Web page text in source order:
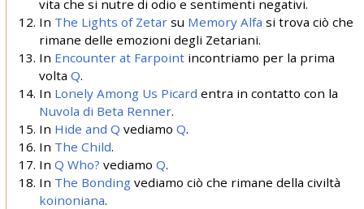
vita che si nutre di odio e sentimenti negativi.
In The Lights of Zetarsu Memory Alfa si trova ciò che
rimane delle emozioni degli Zetariani.
In Encounter at Farpointincontriamo per la prima
volta Q.
In Lonely Among Us Picard entra in contatto con la
Nuvola di Beta Renner.
In Hide and Q vediamo Q.
In The Child.
In Q Who? vediamo Q.
In The Bondingvediamo ciò che rimane della civiltà
koinoniana.